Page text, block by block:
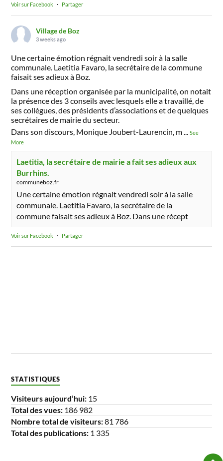
Voir sur Facebook · Partager
Village de Boz
3 weeks ago
Une certaine émotion régnait vendredi soir à la salle
communale. Laetitia Favaro, la secrétaire de la commune
faisait ses adieux à Boz.
Dans une réception organisée par la municipalité, on notait
la présence des 3 conseils avec lesquels elle a travaillé, de
ses collègues, des présidents d’associations et de quelques
secrétaires de mairie du secteur.
Dans son discours, Monique Joubert-Laurencin, m...See
More
Laetitia, la secrétaire de mairie a fait ses adieux aux
Burrhins.
communeboz.fr
Une certaine émotion régnait vendredi soir à la salle
communale. Laetitia Favaro, la secrétaire de la
commune faisait ses adieux à Boz. Dans une récept
Voir sur Facebook · Partager
STATISTIQUES
Visiteurs aujourd’hui: 15
Total des vues: 186 982
Nombre total de visiteurs:81 786
Total des publications: 1 335